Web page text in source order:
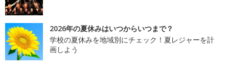
2026年の夏休みはいつからいつまで？
学校の夏休みを地域別にチェック！夏レジャーを計
画しよう